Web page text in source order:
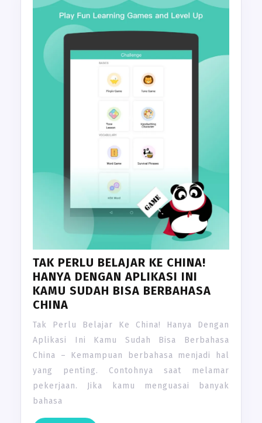
TAK PERLU BELAJAR KE CHINA!
HANYA DENGAN APLIKASI INI
KAMU SUDAH BISA BERBAHASA
CHINA
Tak Perlu Belajar Ke China! Hanya Dengan
Aplikasi Ini Kamu Sudah Bisa Berbahasa
China – Kemampuan berbahasa menjadi hal
yang penting. Contohnya saat melamar
pekerjaan. Jika kamu menguasai banyak
bahasa